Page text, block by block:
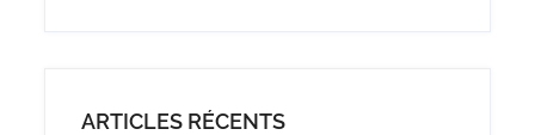
ARTICLES RÉCENTS